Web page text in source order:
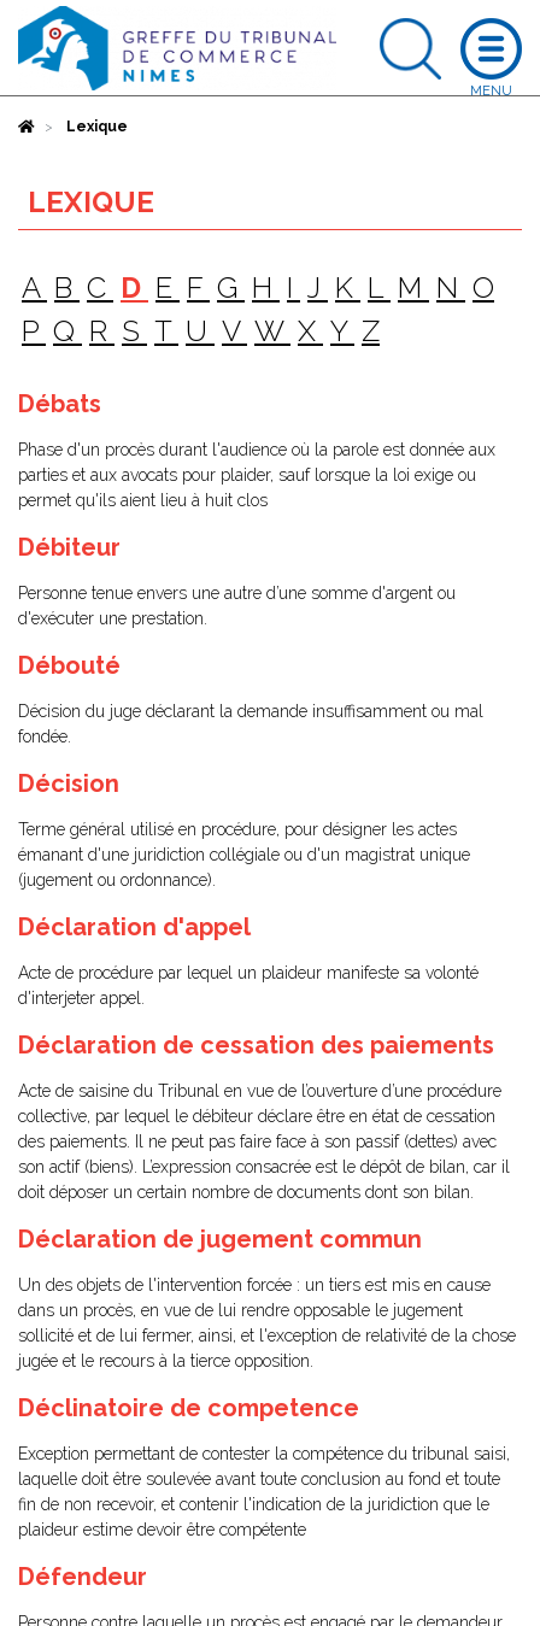
AccueilLexique
LEXIQUE
A B C D E F G H I J K L M N O
P Q R S T U V W X Y Z
Débats
Phase d'un procès durant l'audience où la parole est donnée aux
parties et aux avocats pour plaider, sauf lorsque la loi exige ou
permet qu'ils aient lieu à huit clos
Débiteur
Personne tenue envers une autre d’une somme d'argent ou
d'exécuter une prestation.
Débouté
Décision du juge déclarant la demande insuffisamment ou mal
fondée.
Décision
Terme général utilisé en procédure, pour désigner les actes
émanant d'une juridiction collégiale ou d'un magistrat unique
(jugement ou ordonnance).
Déclaration d'appel
Acte de procédure par lequel un plaideur manifeste sa volonté
d'interjeter appel.
Déclaration de cessation des paiements
Acte de saisine du Tribunal en vue de l’ouverture d’une procédure
collective, par lequel le débiteur déclare être en état de cessation
des paiements. Il ne peut pas faire face à son passif (dettes) avec
son actif (biens). L’expression consacrée est le dépôt de bilan, car il
doit déposer un certain nombre de documents dont son bilan.
Déclaration de jugement commun
Un des objets de l'intervention forcée : un tiers est mis en cause
dans un procès, en vue de lui rendre opposable le jugement
sollicité et de lui fermer, ainsi, et l'exception de relativité de la chose
jugée et le recours à la tierce opposition.
Déclinatoire de competence
Exception permettant de contester la compétence du tribunal saisi,
laquelle doit être soulevée avant toute conclusion au fond et toute
fin de non recevoir, et contenir l'indication de la juridiction que le
plaideur estime devoir être compétente
Défendeur